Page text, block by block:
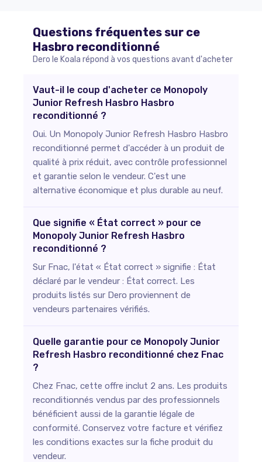
Questions fréquentes sur ce
Hasbro reconditionné
Dero le Koala répond à vos questions avant d'acheter
Vaut-il le coup d'acheter ce Monopoly
Junior Refresh Hasbro Hasbro
reconditionné ?
Oui. Un Monopoly Junior Refresh Hasbro Hasbro
reconditionné permet d'accéder à un produit de
qualité à prix réduit, avec contrôle professionnel
et garantie selon le vendeur. C'est une
alternative économique et plus durable au neuf.
Que signifie « État correct » pour ce
Monopoly Junior Refresh Hasbro
reconditionné ?
Sur Fnac, l'état « État correct » signifie : État
déclaré par le vendeur : État correct. Les
produits listés sur Dero proviennent de
vendeurs partenaires vérifiés.
Quelle garantie pour ce Monopoly Junior
Refresh Hasbro reconditionné chez Fnac
?
Chez Fnac, cette offre inclut 2 ans. Les produits
reconditionnés vendus par des professionnels
bénéficient aussi de la garantie légale de
conformité. Conservez votre facture et vérifiez
les conditions exactes sur la fiche produit du
vendeur.